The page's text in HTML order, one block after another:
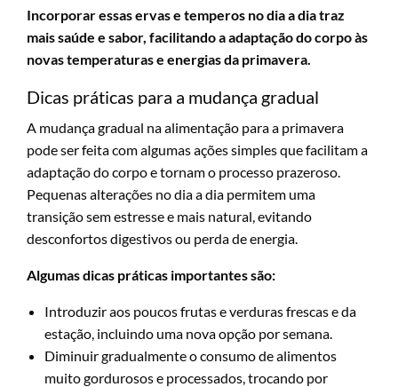
Incorporar essas ervas e temperos no dia a dia traz
mais saúde e sabor, facilitando a adaptação do corpo às
novas temperaturas e energias da primavera.
Dicas práticas para a mudança gradual
A mudança gradual na alimentação para a primavera
pode ser feita com algumas ações simples que facilitam a
adaptação do corpo e tornam o processo prazeroso.
Pequenas alterações no dia a dia permitem uma
transição sem estresse e mais natural, evitando
desconfortos digestivos ou perda de energia.
Algumas dicas práticas importantes são:
Introduzir aos poucos frutas e verduras frescas e da
estação, incluindo uma nova opção por semana.
Diminuir gradualmente o consumo de alimentos
muito gordurosos e processados, trocando por